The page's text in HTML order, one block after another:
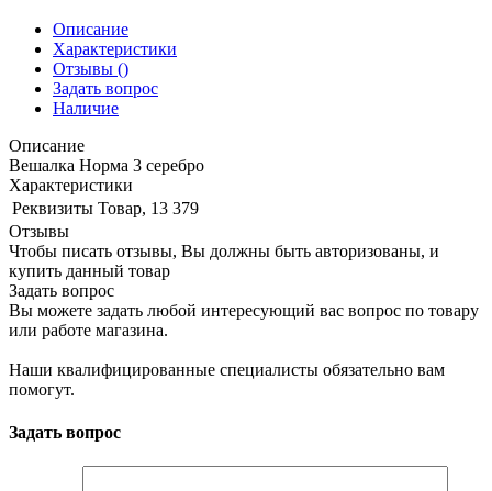
Описание
Характеристики
Отзывы ()
Задать вопрос
Наличие
Описание
Вешалка Норма 3 серебро
Характеристики
Реквизиты Товар, 13 379
Отзывы
Чтобы писать отзывы, Вы должны быть авторизованы, и
купить данный товар
Задать вопрос
Вы можете задать любой интересующий вас вопрос по товару
или работе магазина.
Наши квалифицированные специалисты обязательно вам
помогут.
Задать вопрос